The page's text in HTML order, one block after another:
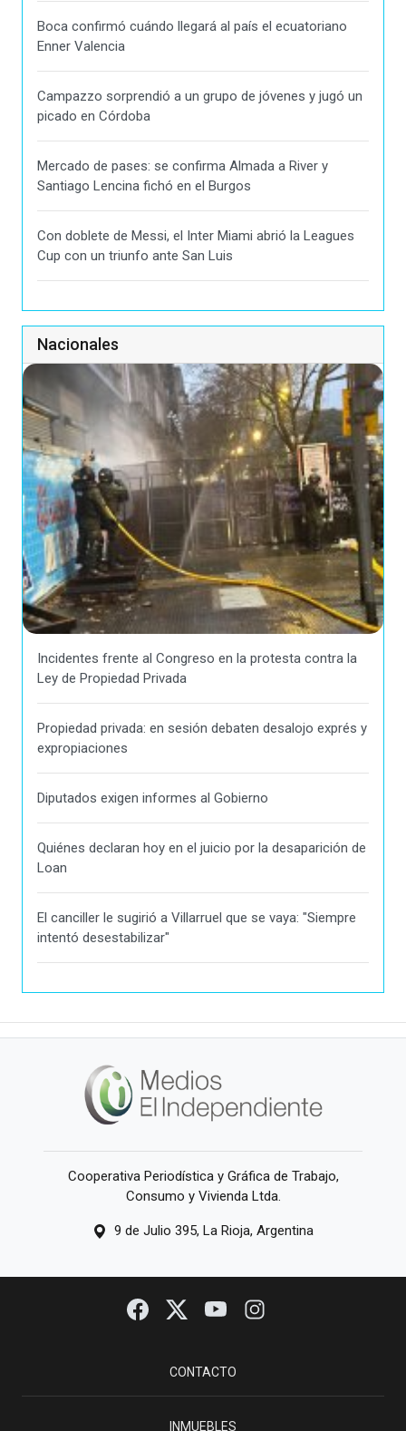
Boca confirmó cuándo llegará al país el ecuatoriano
Enner Valencia
Campazzo sorprendió a un grupo de jóvenes y jugó un
picado en Córdoba
Mercado de pases: se confirma Almada a River y
Santiago Lencina fichó en el Burgos
Con doblete de Messi, el Inter Miami abrió la Leagues
Cup con un triunfo ante San Luis
Nacionales
Incidentes frente al Congreso en la protesta contra la
Ley de Propiedad Privada
Propiedad privada: en sesión debaten desalojo exprés y
expropiaciones
Diputados exigen informes al Gobierno
Quiénes declaran hoy en el juicio por la desaparición de
Loan
El canciller le sugirió a Villarruel que se vaya: "Siempre
intentó desestabilizar"
Cooperativa Periodística y Gráfica de Trabajo,
Consumo y Vivienda Ltda.
9 de Julio 395, La Rioja, Argentina
CONTACTO
INMUEBLES